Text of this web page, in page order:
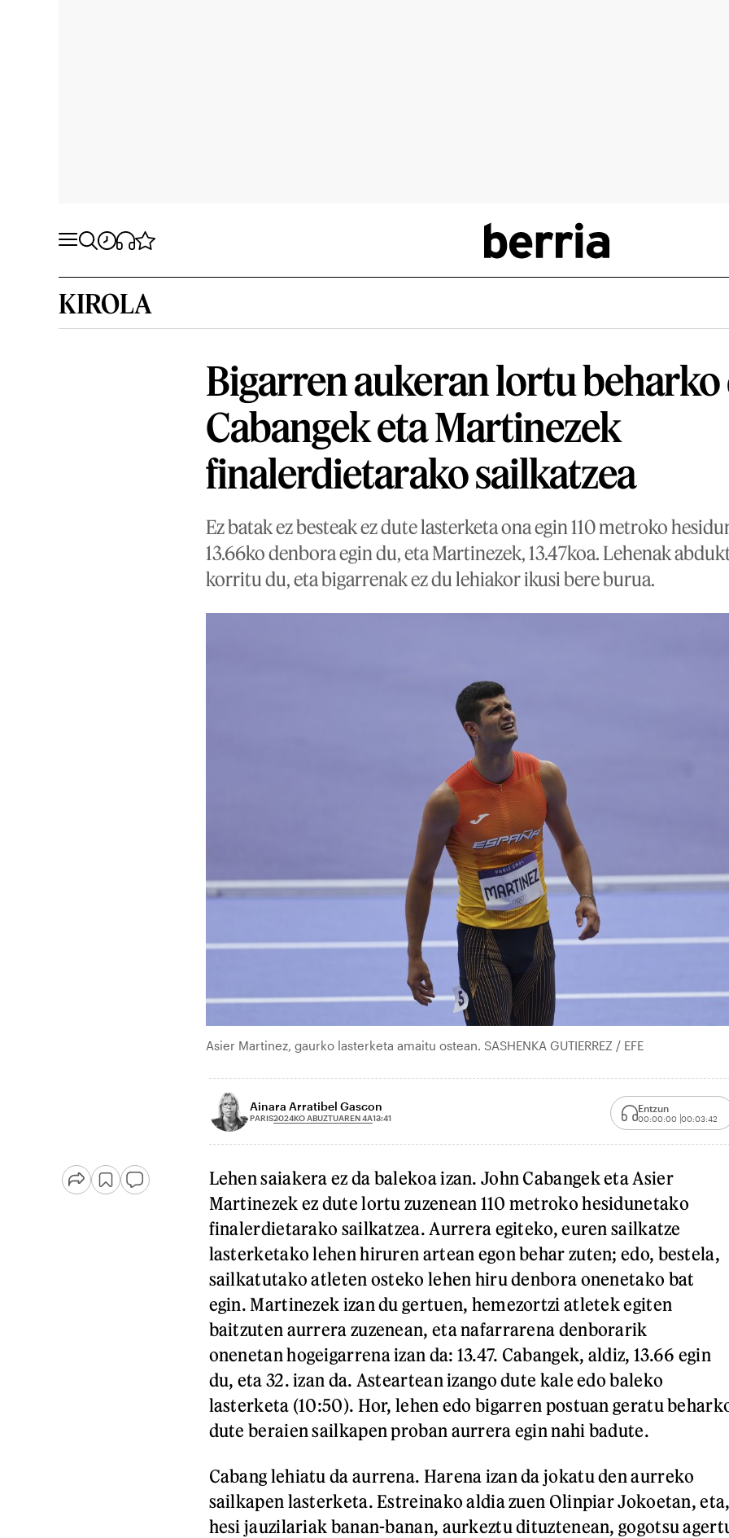
KIROLA
Bigarren aukeran lortu
Cabangek eta Martinezek
finalerdietarako sailkatzea
Ez batak ez besteak ez dute lasterketa ona egin 110 metroko
13.66ko denbora egin du, eta Martinezek, 13.47koa. Lehenak
korritu du, eta bigarrenak ez du lehiakor ikusi bere burua.
Asier Martinez, gaurko lasterketa amaitu ostean. SASHENKA GUTIERREZ / EFE
Ainara Arratibel Gascon
PARIS2024KO ABUZTUAREN 4A13:41
Entzun
00:00:00 00:03:42
Lehen saiakera ez da balekoa izan. John Cabangek eta Asier
Martinezek ez dute lortu zuzenean 110 metroko hesidunetako
finalerdietarako sailkatzea. Aurrera egiteko, euren sailkatze
lasterketako lehen hiruren artean egon behar zuten; edo, bestela,
sailkatutako atleten osteko lehen hiru denbora onenetako bat
egin. Martinezek izan du gertuen, hemezortzi atletek egiten
baitzuten aurrera zuzenean, eta nafarrarena denborarik
onenetan hogeigarrena izan da: 13.47. Cabangek, aldiz, 13.66 egin
du, eta 32. izan da. Asteartean izango dute kale edo baleko
lasterketa (10:50). Hor, lehen edo bigarren postuan geratu
dute beraien sailkapen proban aurrera egin nahi badute.
Cabang lehiatu da aurrena. Harena izan da jokatu den aurreko
sailkapen lasterketa. Estreinako aldia zuen Olinpiar Jokoetan,
hesi jauzilariak banan-banan, aurkeztu dituztenean, gogotsu